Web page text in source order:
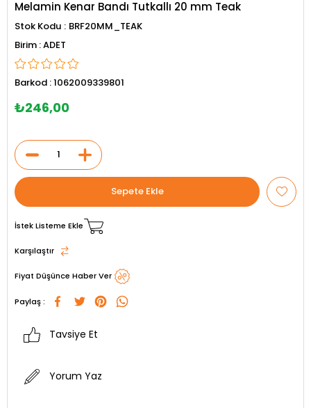
Melamin Kenar Bandı Tutkallı 20 mm Teak
Stok Kodu
BRF20MM_TEAK
ADET
Barkod :1062009339801
₺246,00
İstek Listeme Ekle
Karşılaştır
Fiyat Düşünce Haber Ver
Paylaş :
Tavsiye Et
Yorum Yaz